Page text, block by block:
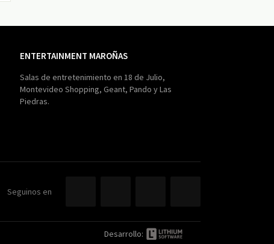
ENTERTAINMENT MAROÑAS
Salas de entretenimiento en 18 de Julio,
Montevideo Shopping, Geant, Pando y Las
Piedras.
Seguinos en
Desarrollo: